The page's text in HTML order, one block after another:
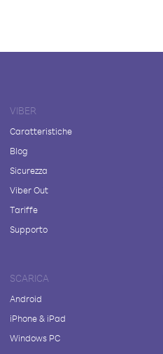
VIBER
Caratteristiche
Blog
Sicurezza
Viber Out
Tariffe
Supporto
SCARICA
Android
iPhone & iPad
Windows PC